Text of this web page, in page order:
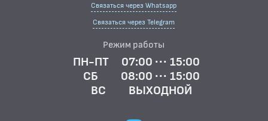
Связаться через Whatsapp
Связаться через Telegram
Режим работы
ПН-ПТ
07:00 ··· 15:00
СБ
08:00 ··· 15:00
ВС
ВЫХОДНОЙ